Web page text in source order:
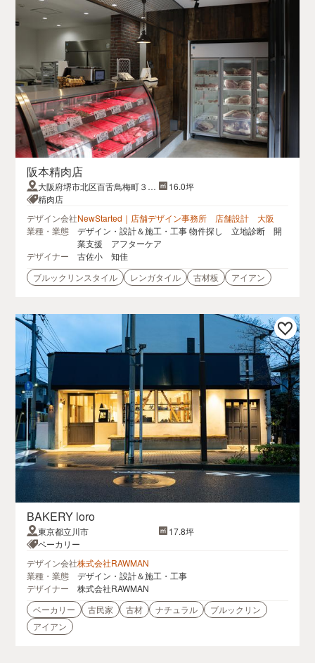
阪本精肉店
大阪府堺市北区百舌鳥梅町３丁
１−８
16.0坪
精肉店
デザイン会社NewStarted｜店舗デザイン事務所 店舗設計 大阪
業種・業態
デザイン・設計＆施工・工事 物件探し 立地診断 開
業支援 アフターケア
デザイナー
古佐小 知佳
ブルックリンスタイル
レンガタイル 古材板 アイアン
BAKERY loro
東京都立川市
17.8坪
ベーカリー
デザイン会社株式会社RAWMAN
業種・業態
デザイン・設計＆施工・工事
デザイナー
株式会社RAWMAN
ベーカリー
古民家 古材 ナチュラル
ブルックリン
アイアン